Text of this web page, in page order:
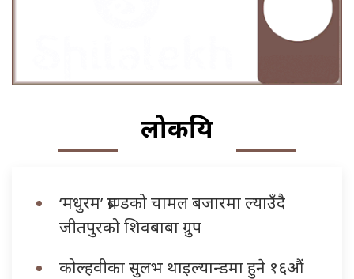
लोकप्रिय
‘मधुरम’ ब्राण्डको चामल बजारमा ल्याउँदै
जीतपुरको शिवबाबा ग्रुप
कोल्हवीका सुलभ थाइल्यान्डमा हुने १६औं